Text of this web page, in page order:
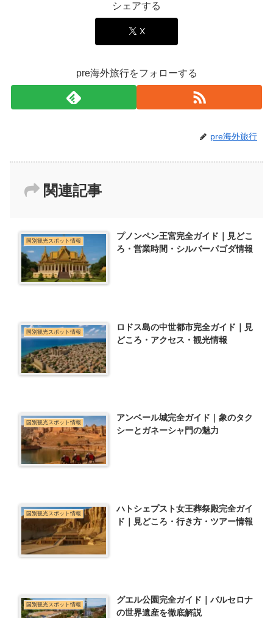
シェアする
X
pre海外旅行をフォローする
pre海外旅行
関連記事
国別観光スポット情報
プノンペン王宮完全ガイド｜見どこ
ろ・営業時間・シルバーパゴダ情報
国別観光スポット情報
ロドス島の中世都市完全ガイド｜見
どころ・アクセス・観光情報
国別観光スポット情報
アンベール城完全ガイド｜象のタク
シーとガネーシャ門の魅力
国別観光スポット情報
ハトシェプスト女王葬祭殿完全ガイ
ド｜見どころ・行き方・ツアー情報
国別観光スポット情報
グエル公園完全ガイド｜バルセロナ
の世界遺産を徹底解説